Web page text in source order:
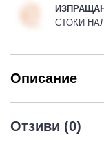
СТОКИ
Описание
Отзиви (0)